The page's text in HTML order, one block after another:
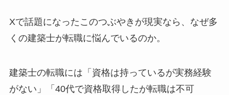
Xで話題になったこのつぶやきが現実なら、なぜ多
くの建築士が転職に悩んでいるのか。
建築士の転職には「資格は持っているが実務経験
がない」「40代で資格取得したが転職は不可